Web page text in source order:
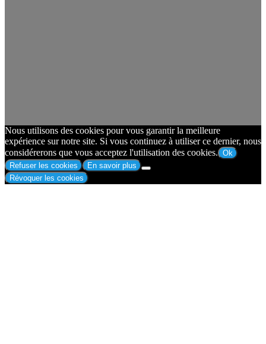
Nous utilisons des cookies pour vous garantir la meilleure
expérience sur notre site. Si vous continuez à utiliser ce dernier, nous
considérerons que vous acceptez l'utilisation des cookies. Ok
Refuser les cookies
En savoir plus
Révoquer les cookies